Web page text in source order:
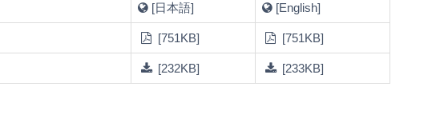
[日本語] [English]
[751KB] [751KB]
[232KB] [233KB]